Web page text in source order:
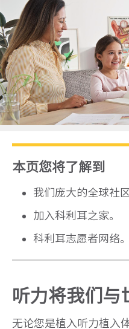
本页您将了解到
我们庞大的全球社区
加入科利耳之家。
科利耳志愿者网络。
听力将我们与
无论您是植入听力植入